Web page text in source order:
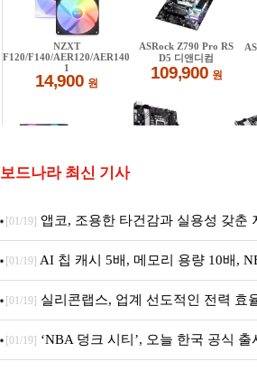
보드나라 최신 기사
[01/19] 앱코, 조용한 타건감과 실용성 갖춘
우스 세트 'KM580' 출시
[01/19] AI 칩 캐시 5배, 메모리 용량 10배,
표
[01/19] 실리콘랩스, 업계 선도적인 전력 효
춘 초저전력 블루투스 LE SoC ‘BG2B’ 공
[01/19] ‘NBA 덩크 시티’, 오늘 한국 공식 출